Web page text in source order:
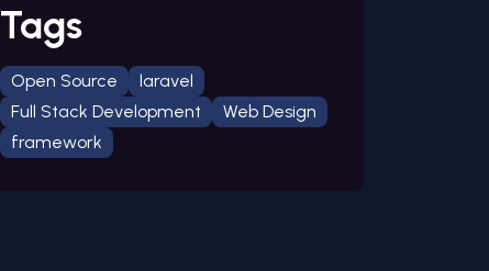
Tags
Open Source
laravel
Full Stack Development
Web Design
framework